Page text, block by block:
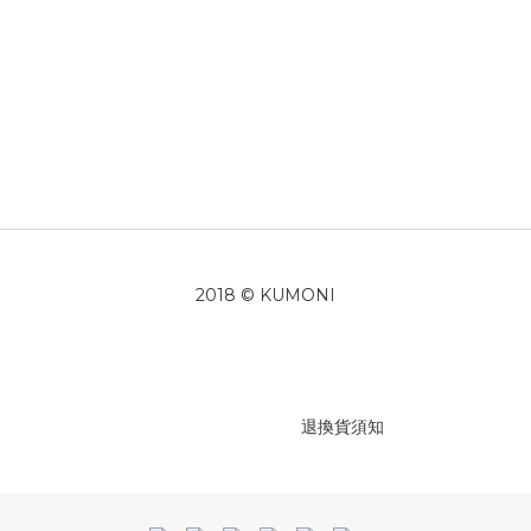
2018 © KUMONI
退換貨須知